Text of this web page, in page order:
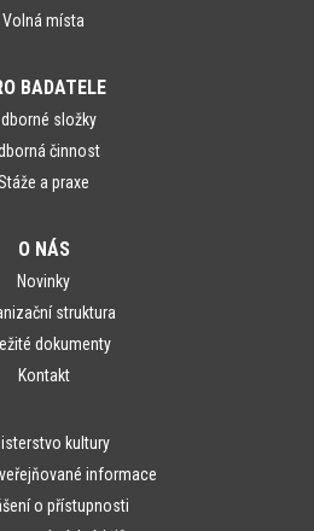
Volná místa
BADATELE
složky
činnost
a praxe
O NÁS
Novinky
struktura
dokumenty
Kontakt
kultury
informace
o přístupnosti